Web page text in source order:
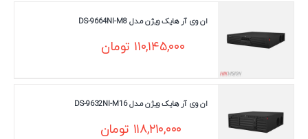
ان وی آر هایک ویژن مـدل DS-9664NI-M8
۱۱۰,۱۴۵,۰۰۰ تومان
ان وی آر هایک ویژن مـدل DS-9632NI-M16
۱۱۸,۲۱۰,۰۰۰ تومان